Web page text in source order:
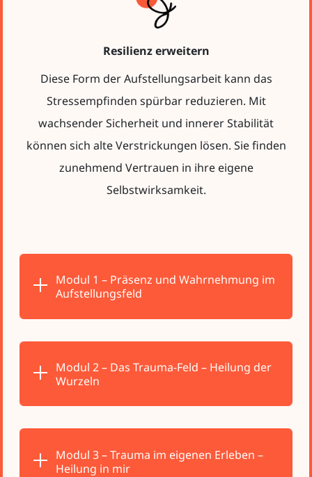
Resilienz erweitern
Diese Form der Aufstellungsarbeit kann das
Stressempfinden spürbar reduzieren. Mit
wachsender Sicherheit und innerer Stabilität
können sich alte Verstrickungen lösen. Sie finden
zunehmend Vertrauen in ihre eigene
Selbstwirksamkeit.
Modul 1 – Präsenz und Wahrnehmung im
Aufstellungsfeld
Modul 2 – Das Trauma-Feld – Heilung der
Wurzeln
Modul 3 – Trauma im eigenen Erleben –
Heilung in mir